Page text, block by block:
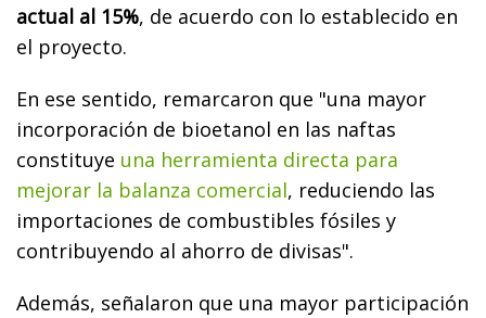
actual al 15%, de acuerdo con lo establecido en
el proyecto.
En ese sentido, remarcaron que "una mayor
incorporación de bioetanol en las naftas
constituye una herramienta directa para
mejorar la balanza comercial, reduciendo las
importaciones de combustibles fósiles y
contribuyendo al ahorro de divisas".
Además, señalaron que una mayor participación